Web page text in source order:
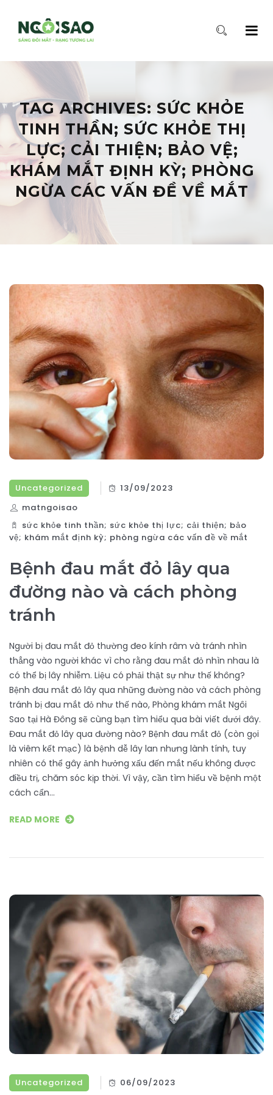
TAG ARCHIVES: SỨC KHỎE
TINH THẦN; SỨC KHỎE THỊ
LỰC; CẢI THIỆN; BẢO VỆ;
KHÁM MẮT ĐỊNH KỲ; PHÒNG
NGỪA CÁC VẤN ĐỀ VỀ MẮT
Uncategorized
13/09/2023
matngoisao
sức khỏe tinh thần; sức khỏe thị lực; cải thiện; bảo
vệ; khám mắt định kỳ; phòng ngừa các vấn đề về mắt
Bệnh đau mắt đỏ lây qua
đường nào và cách phòng
tránh
Người bị đau mắt đỏ thường đeo kính râm và tránh nhìn
thẳng vào người khác vì cho rằng đau mắt đỏ nhìn nhau là
có thể bị lây nhiễm. Liệu có phải thật sự như thế không?
Bệnh đau mắt đỏ lây qua những đường nào và cách phòng
tránh bị đau mắt đỏ như thế nào, Phòng khám mắt Ngôi
Sao tại Hà Đông sẽ cùng bạn tìm hiểu qua bài viết dưới đây.
Đau mắt đỏ lây qua đường nào? Bệnh đau mắt đỏ (còn gọi
là viêm kết mạc) là bệnh dễ lây lan nhưng lành tính, tuy
nhiên có thể gây ảnh hưởng xấu đến mắt nếu không được
điều trị, chăm sóc kịp thời. Vì vậy, cần tìm hiểu về bệnh một
cách cẩn…
READ MORE
Uncategorized 06/09/2023